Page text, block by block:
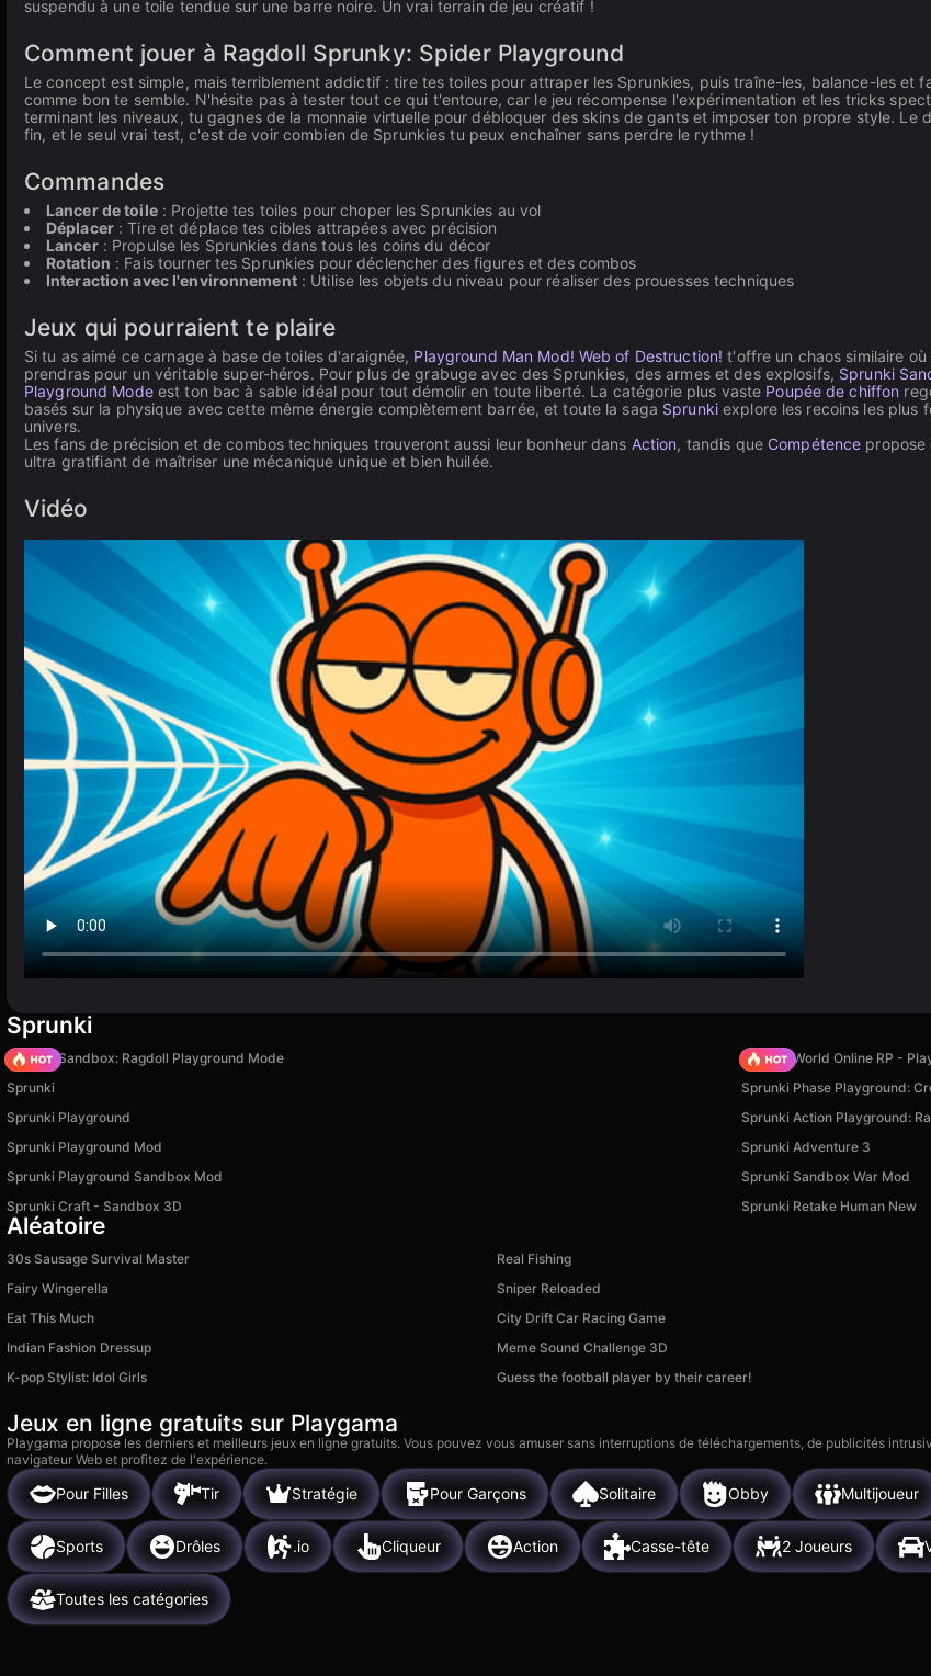
suspendu à une toile tendue sur une barre noire. Un vrai terrain de jeu créatif !
Comment jouer à Ragdoll Sprunky: Spider Playground
Le concept est simple, mais terriblement addictif : tire tes toiles pour attraper les Sprunkies, puis traîne-les, balance-les et
comme bon te semble. N'hésite pas à tester tout ce qui t'entoure, car le jeu récompense l'expérimentation et les tricks
terminant les niveaux, tu gagnes de la monnaie virtuelle pour débloquer des skins de gants et imposer ton propre style. Le
fin, et le seul vrai test, c'est de voir combien de Sprunkies tu peux enchaîner sans perdre le rythme !
Commandes
Lancer de toile: Projette tes toiles pour choper les Sprunkies au vol
Déplacer: Tire et déplace tes cibles attrapées avec précision
Lancer: Propulse les Sprunkies dans tous les coins du décor
Rotation : Fais tourner tes Sprunkies pour déclencher des figures et des combos
Interaction avec l'environnement: Utilise les objets du niveau pour réaliser des prouesses techniques
Jeux qui pourraient te plaire
Si tu as aimé ce carnage à base de toiles d'araignée, Playground Man Mod! Web of Destruction! t'offre un chaos similaire où
prendras pour un véritable super-héros. Pour plus de grabuge avec des Sprunkies, des armes et des explosifs, Sprunki
Playground Modeest ton bac à sable idéal pour tout démolir en toute liberté. La catégorie plus vaste Poupée de chiffon
basés sur la physique avec cette même énergie complètement barrée, et toute la saga Sprunkiexplore les recoins les plus
univers.
Les fans de précision et de combos techniques trouveront aussi leur bonheur dans Action, tandis que Compétence propose
ultra gratifiant de maîtriser une mécanique unique et bien huilée.
Vidéo
Sprunki
Sprunki Sandbox: Ragdoll Playground Mode
Sprunki World Online RP -
Sprunki
Sprunki Phase Playground:
Sprunki Playground
Sprunki Action Playground:
Sprunki Playground Mod
Sprunki Adventure 3
Sprunki Playground Sandbox Mod
Sprunki Sandbox War Mod
Sprunki Craft - Sandbox 3D
Sprunki Retake Human New
Aléatoire
30s Sausage Survival Master Real Fishing
Fairy Wingerella
Sniper Reloaded
Eat This Much
City Drift Car Racing Game
Indian Fashion Dressup
Meme Sound Challenge 3D
K-pop Stylist: Idol Girls
Guess the football player by their career!
Jeux en ligne gratuits sur Playgama
Playgama propose les derniers et meilleurs jeux en ligne gratuits. Vous pouvez vous amuser sans interruptions de téléchargements, de publicités
navigateur Web et profitez de l'expérience.
Pour Filles Tir Stratégie Pour Garçons Solitaire Obby Multijoueur
Sports Drôles .io Cliqueur Action Casse-tête 2 Joueurs
Toutes les catégories